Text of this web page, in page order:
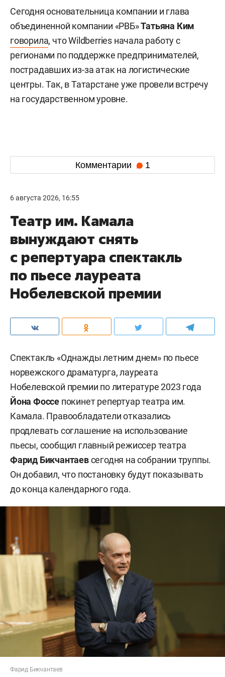
Сегодня основательница компании и глава
объединенной компании «РВБ»Татьяна Ким
говорила, что Wildberries начала работу с
регионами по поддержке предпринимателей,
пострадавших из-за атак на логистические
центры. Так, в Татарстане уже провели встречу
на государственном уровне.
Комментарии 1
6 августа 2026, 16:55
Театр им. Камала
вынуждают снять
с репертуара спектакль
по пьесе лауреата
Нобелевской премии
Спектакль «Однажды летним днем» по пьесе
норвежского драматурга, лауреата
Нобелевской премии по литературе 2023 года
Йона Фоссе покинет репертуар театра им.
Камала. Правообладатели отказались
продлевать соглашение на использование
пьесы, сообщил главный режиссер театра
Фарид Бикчантаевсегодня на собрании труппы.
Он добавил, что постановку будут показывать
до конца календарного года.
Фарид Бикчантаев